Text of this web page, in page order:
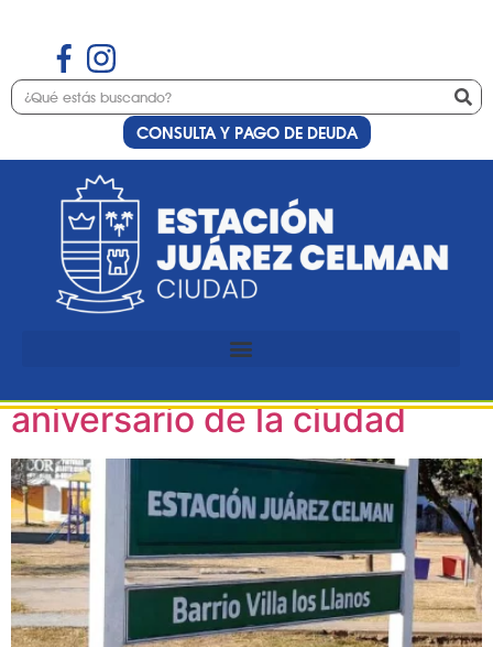
CONSULTA Y PAGO DE DEUDA
Etiqueta:vecinos
Se viene la tercera edición
de Juárez Celebra, la gran
aniversario de la ciudad